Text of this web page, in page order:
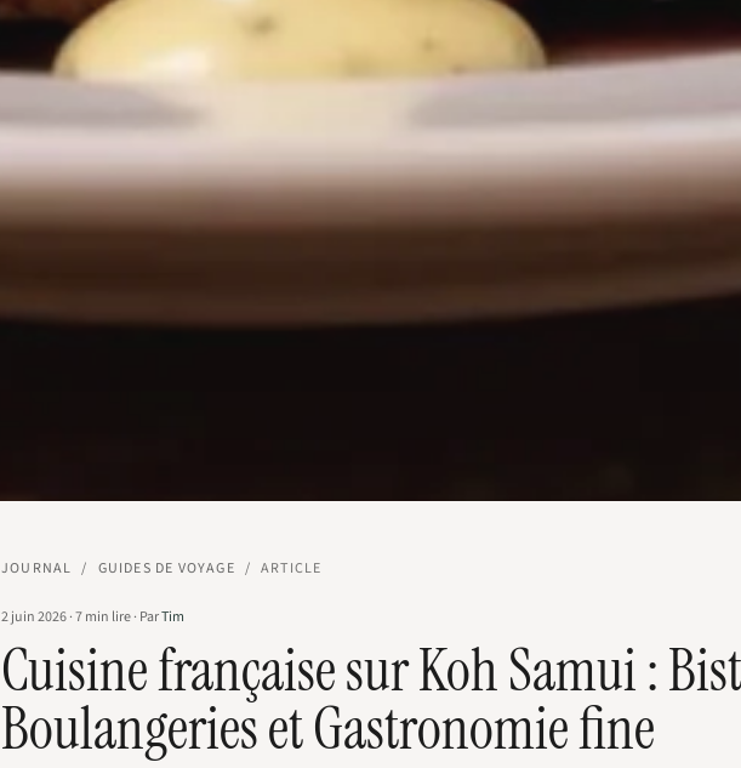
JOURNAL / GUIDES DE VOYAGE / ARTICLE
2 juin 2026·7min lire· ParTim
Cuisine française sur Koh Samui :
Boulangeries et Gastronomie fine